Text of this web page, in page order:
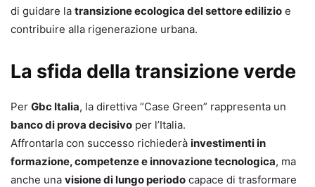
di guidare la transizione ecologica del settore edilizio e
contribuire alla rigenerazione urbana.
La sfida della transizione verde
Per Gbc Italia, la direttiva “Case Green” rappresenta un
banco di prova decisivo per l’Italia.
Affrontarla con successo richiederà investimenti in
formazione, competenze e innovazione tecnologica, ma
anche una visione di lungo periodo capace di trasformare